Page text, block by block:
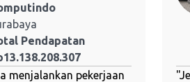
Pendapatan
menjalankan pekerjaan
"